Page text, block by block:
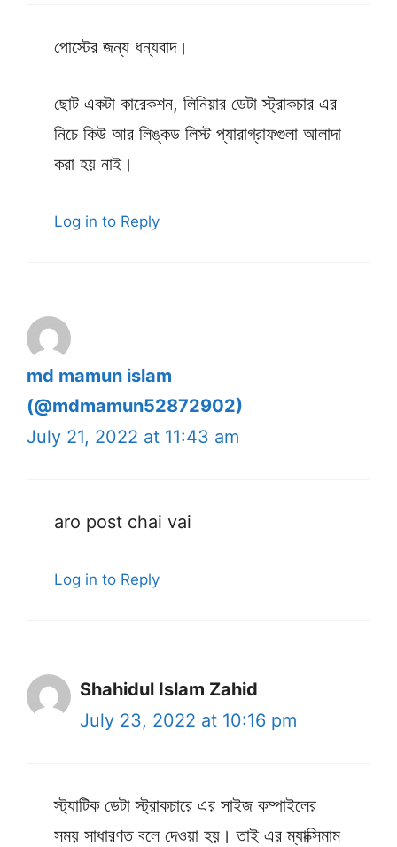
পোস্টের জন্য ধন্যবাদ।
ছোট একটা কারেকশন, লিনিয়ার ডেটা স্ট্রাকচার এর
নিচে কিউ আর লিঙ্কড লিস্ট প্যারাগ্রাফগুলা আলাদা
করা হয় নাই।
Log in to Reply
md mamun islam
(@mdmamun52872902)
July 21, 2022 at 11:43 am
aro post chai vai
Log in to Reply
Shahidul Islam Zahid
July 23, 2022 at 10:16 pm
স্ট্যাটিক ডেটা স্ট্রাকচারে এর সাইজ কম্পাইলের
সময় সাধারণত বলে দেওয়া হয়। তাই এর ম্যাক্সিমাম